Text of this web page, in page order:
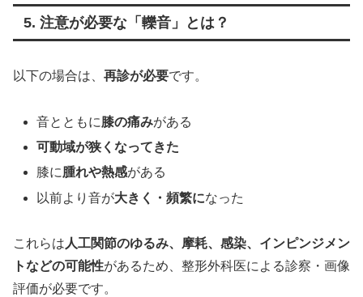
5. 注意が必要な「轢音」とは？
以下の場合は、 再診が必要です。
音とともに膝の痛みがある
可動域が狭くなってきた
膝に腫れや熱感がある
以前より音が大きく・頻繁になった
これらは人工関節のゆるみ、摩耗、感染、インピンジメン
トなどの可能性があるため、整形外科医による診察・画像
評価が必要です。